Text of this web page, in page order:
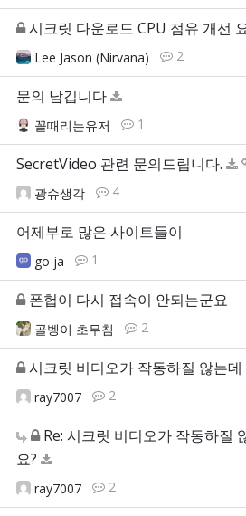
시크릿 다운로드 CPU 점유 개선
Lee Jason (Nirvana) 2
문의 남깁니다
꼴때리는유저 1
SecretVideo 관련 문의드립니다.
광슈생각 4
어제부로 많은 사이트들이
go ja 1
폰헙이 다시 접속이 안되는군요
골벵이 초무침 2
시크릿 비디오가 작동하질 않는
ray7007 2
Re: 시크릿 비디오가 작동하질
요?
ray7007 2